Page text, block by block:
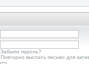
Забыли пароль?
Повторно выслать письмо для